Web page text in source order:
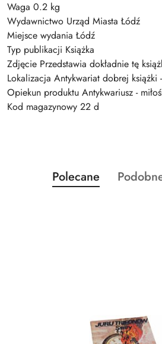
Waga 0.2 kg
Wydawnictwo Urząd Miasta Łódź
Miejsce wydania Łódź
Typ publikacji Książka
Zdjęcie Przedstawia dokładnie tę
Lokalizacja Antykwariat dobrej książki
Opiekun produktu Antykwariusz -
Kod magazynowy 22 d
Pomiń karuzelę produktów
Produkty
o
Polecane
Produkty